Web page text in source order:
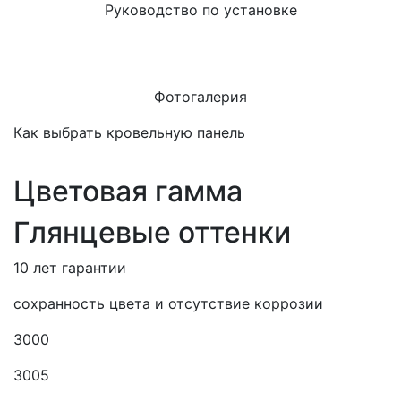
Руководство по установке
Фотогалерия
Как выбрать кровельную панель
Цветовая гамма
Глянцевые оттенки
10 лет гарантии
сохранность цвета и отсутствие коррозии
3000
3005